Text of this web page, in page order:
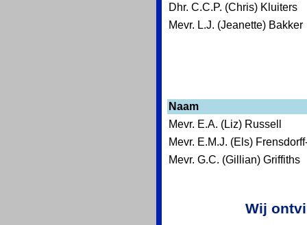
Dhr. C.C.P. (Chris) Kluiters
Mevr. L.J. (Jeanette) Bakker
Naam
Mevr. E.A. (Liz) Russell
Mevr. E.M.J. (Els)
Mevr. G.C. (Gillian) Griffiths
Wij